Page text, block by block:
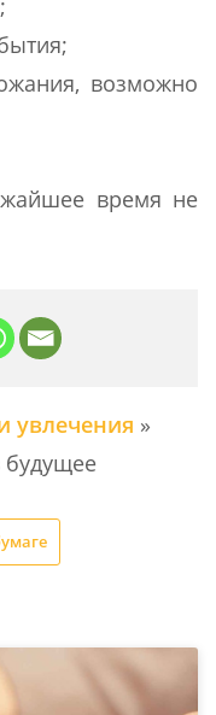
возможно
время не
увлечения »
будущее